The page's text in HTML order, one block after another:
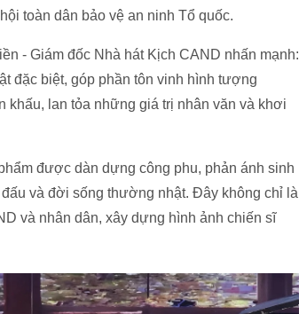
toàn dân bảo vệ an ninh Tổ quốc.
- Giám đốc Nhà hát Kịch CAND nhấn mạnh:
đặc biệt, góp phần tôn vinh hình tượng
lan tỏa những giá trị nhân văn và khơi
được dàn dựng công phu, phản ánh sinh
và đời sống thường nhật. Đây không chỉ là
và nhân dân, xây dựng hình ảnh chiến sĩ